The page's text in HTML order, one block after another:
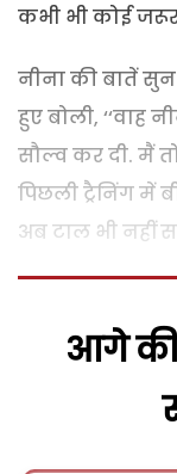
कभी भी कोई
नीना की बातें
हुए बोली, ‘‘वाह
सौल्व कर दी. मैं
पिछली ट्रैनिंग में
अब टाल भी नहीं
आगे की